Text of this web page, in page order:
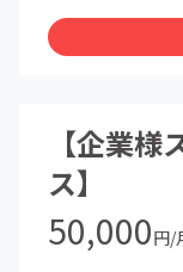
【企業
ス】
50,000円/